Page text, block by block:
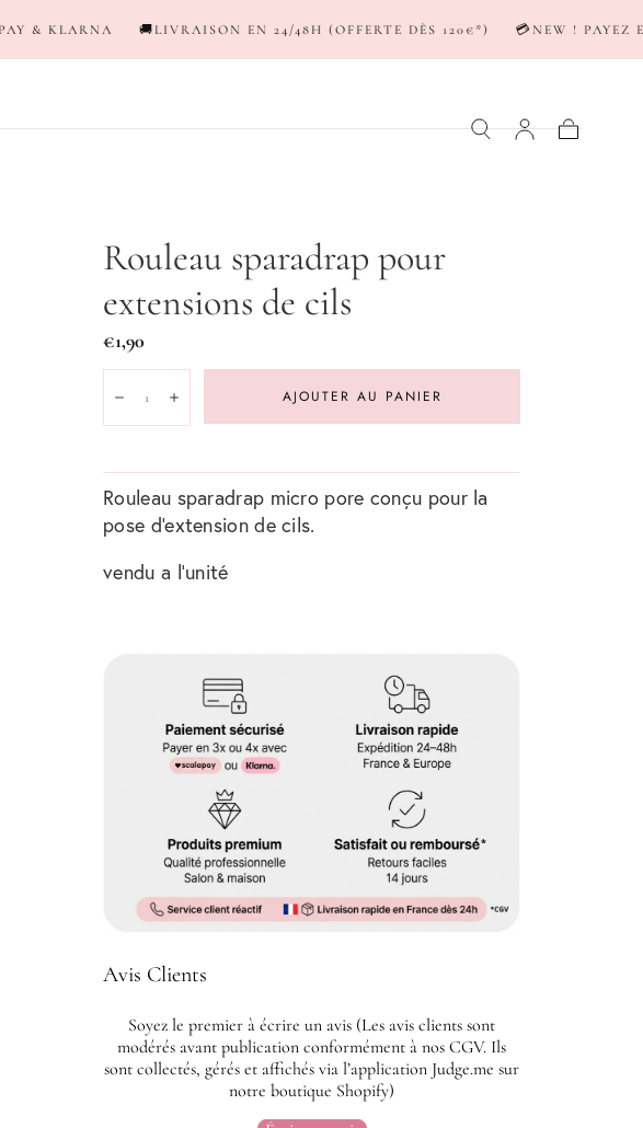
🚚LIVRAISON EN 24/48H (OFFERTE DÈS 120€*) 💳NEW ! PAYEZ EN 3-4X AVEC
Rouleau sparadrap pour
extensions de cils
Prix
régulier
€1,90
DiminuerAugmenter AJOUTER AU PANIER
Rouleau sparadrap micro pore conçu pour la
pose d'extension de cils.
vendu a l'unité
Avis Clients
Soyez le premier à écrire un avis (Les avis clients sont
modérés avant publication conformément à nos CGV. Ils
sont collectés, gérés et affichés via l’application Judge.me sur
notre boutique Shopify)